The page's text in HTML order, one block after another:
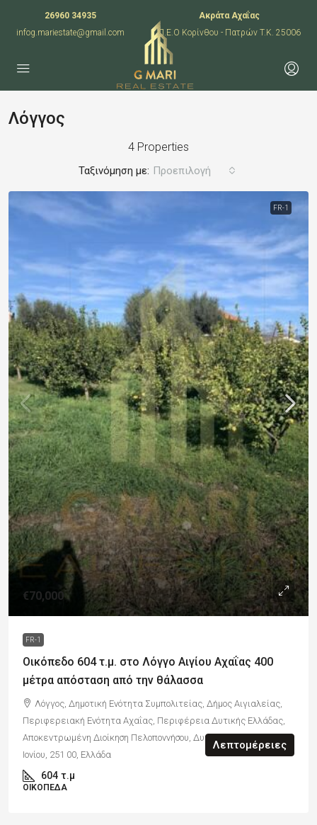
26960 34935
infog.mariestate@gmail.com
Ακράτα Αχαΐας
Π.Ε.Ο Κορίνθου - Πατρών T.K. 25006
Λόγγος
4 Properties
Ταξινόμηση με: Προεπιλογή
FR-1
€70,000
FR-1
Οικόπεδο 604 τ.μ. στο Λόγγο Αιγίου Αχαΐας 400
μέτρα απόσταση από την θάλασσα
Λόγγος, Δημοτική Ενότητα Συμπολιτείας, Δήμος Αιγιαλείας,
Περιφερειακή Ενότητα Αχαΐας, Περιφέρεια Δυτικής Ελλάδας,
Αποκεντρωμένη Διοίκηση Πελοποννήσου, Δυτικής Ελλάδας και
Ιονίου, 251 00, Ελλάδα
604 τ.μ
ΟΙΚΌΠΕΔΑ
Λεπτομέρειες